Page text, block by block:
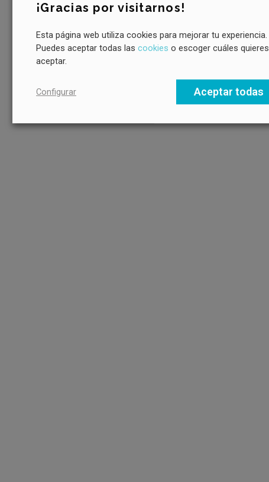
¡Gracias por visitarnos!
Esta página web utiliza cookies para mejorar tu experiencia.
Puedes aceptar todas las cookies o escoger cuáles quieres
aceptar.
Configurar Aceptar todas